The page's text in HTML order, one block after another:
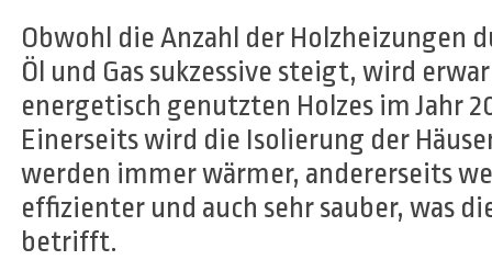
Obwohl die Anzahl der Holzheizungen
Öl und Gas sukzessive steigt, wird
energetisch genutzten Holzes im Jahr
Einerseits wird die Isolierung der
werden immer wärmer, andererseits
effizienter und auch sehr sauber, was
betrifft.